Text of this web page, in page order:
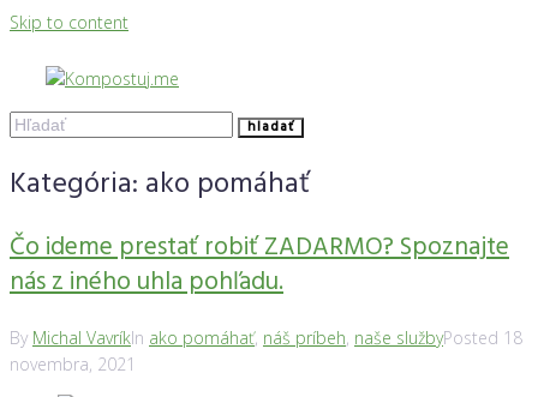
Skip to content
hladať
Kategória: ako pomáhať
Čo ideme prestať robiť ZADARMO? Spoznajte
nás z iného uhla pohľadu.
By Michal VavríkIn ako pomáhať, náš príbeh, naše službyPosted 18
novembra, 2021